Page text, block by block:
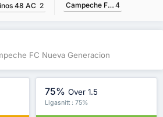
48 AC 2
Campeche FC Nueva Generacion 4
FC Nueva Generacion
75% Over 1.5
Ligasnitt : 75%